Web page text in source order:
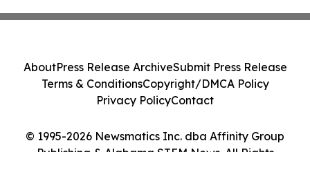
© 1995-2026 Newsmatics Inc. dba Affinity Group
Publishing & Alabama STEM News. All Rights
AboutPress Release ArchiveSubmit Press Release
Terms & ConditionsCopyright/DMCA Policy
Privacy PolicyContact